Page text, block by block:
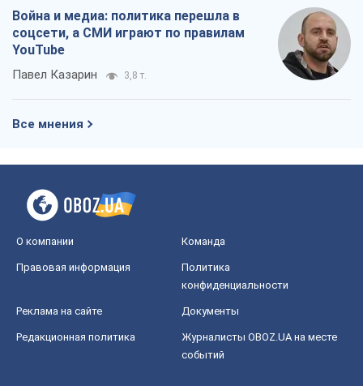
Война и медиа: политика перешла в
соцсети, а СМИ играют по правилам
YouTube
Павел Казарин 3,8 т.
Все мнения
О компании Команда
Правовая информация
Политика
конфиденциальности
Реклама на сайте Документы
Редакционная политика
Журналисты OBOZ.UA на месте
событий